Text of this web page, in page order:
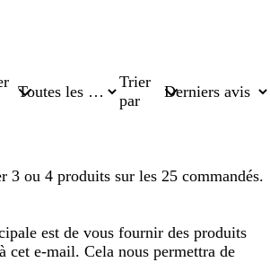
Trier
par
3 ou 4 produits sur les 25 commandés.
est de vous fournir des produits
cet e-mail. Cela nous permettra de